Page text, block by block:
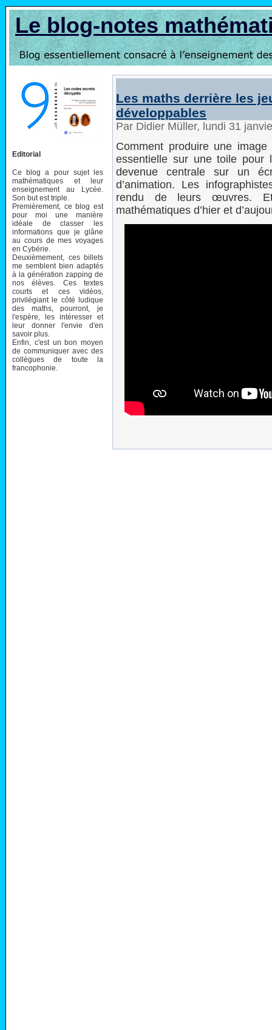
Le blog-notes
Editorial
Ce blog a pour sujet les
mathématiques et leur
enseignement au Lycée.
Son but est triple.
Premièrement, ce blog est
pour moi une manière
idéale de classer les
informations que je glâne
au cours de mes voyages
en Cybérie.
Deuxièmement, ces billets
me semblent bien adaptés
à la génération zapping de
nos élèves. Ces textes
courts et ces vidéos,
privilégiant le côté ludique
des maths, pourront, je
l'espère, les intéresser et
leur donner l'envie d'en
savoir plus.
Enfin, c'est un bon moyen
de communiquer avec des
collègues de toute la
francophonie.
Les maths derrière les
développables
Par Didier Müller, lundi 31
Comment produire une
essentielle sur une toile pour
devenue centrale sur un
d’animation. Les
rendu de leurs œuvres.
mathématiques d’hier et